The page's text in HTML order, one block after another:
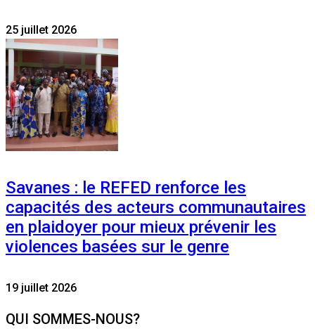
25 juillet 2026
Savanes : le REFED renforce les
capacités des acteurs communautaires
en plaidoyer pour mieux prévenir les
violences basées sur le genre
19 juillet 2026
QUI SOMMES-NOUS?